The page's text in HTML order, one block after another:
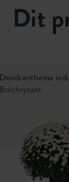
Dit
Dendranthema
Bolchrysant